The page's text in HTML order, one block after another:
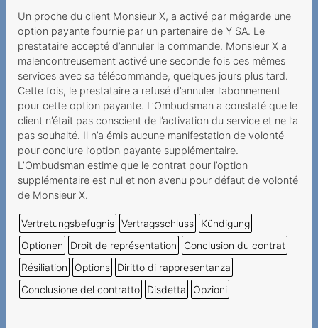
Un proche du client Monsieur X, a activé par mégarde une
option payante fournie par un partenaire de Y SA. Le
prestataire accepté d’annuler la commande. Monsieur X a
malencontreusement activé une seconde fois ces mêmes
services avec sa télécommande, quelques jours plus tard.
Cette fois, le prestataire a refusé d’annuler l’abonnement
pour cette option payante. L’Ombudsman a constaté que le
client n’était pas conscient de l’activation du service et ne l’a
pas souhaité. Il n’a émis aucune manifestation de volonté
pour conclure l’option payante supplémentaire.
L’Ombudsman estime que le contrat pour l’option
supplémentaire est nul et non avenu pour défaut de volonté
de Monsieur X.
Vertretungsbefugnis Vertragsschluss
Kündigung
Optionen
Droit de représentation
Conclusion du contrat
Résiliation
Options
Diritto di rappresentanza
Conclusione del contratto
Disdetta Opzioni
Neue AGB für
Geschäftskunden nicht
anwendbar
Auszahlung von
Restguthaben einer
Prepaidkarte
An Mindestvertragsdauer
gebundenes Geschenk
Résiliation par le prestataire
d'un numéro Prepaid
Fragliche Deaktivierung
einer Prepaid-Nummer
Prestataire inatteignable